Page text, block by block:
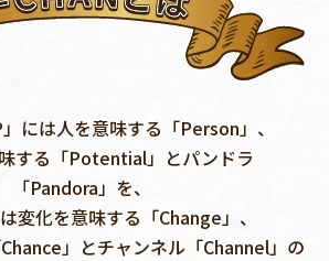
には人を意味する「Person」、
する「Potential」とパンドラ
「Pandora」を、
変化を意味する「Change」、
」とチャンネル「Channel」の